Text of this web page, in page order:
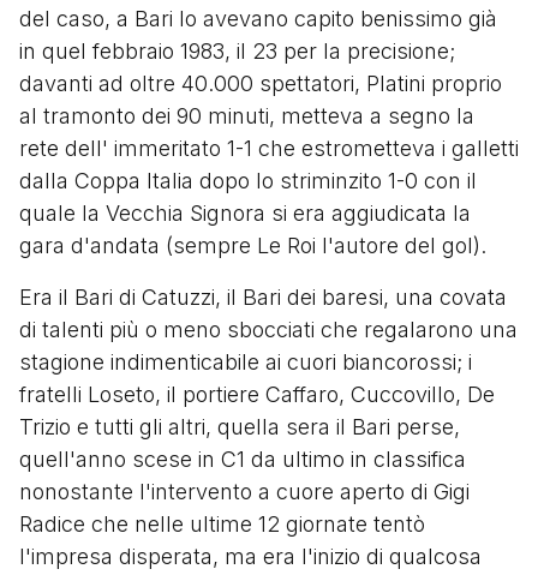
del caso, a Bari lo avevano capito benissimo già
in quel febbraio 1983, il 23 per la precisione;
davanti ad oltre 40.000 spettatori, Platini proprio
al tramonto dei 90 minuti, metteva a segno la
rete dell' immeritato 1-1 che estrometteva i galletti
dalla Coppa Italia dopo lo striminzito 1-0 con il
quale la Vecchia Signora si era aggiudicata la
gara d'andata (sempre Le Roi l'autore del gol).
Era il Bari di Catuzzi, il Bari dei baresi, una covata
di talenti più o meno sbocciati che regalarono una
stagione indimenticabile ai cuori biancorossi; i
fratelli Loseto, il portiere Caffaro, Cuccovillo, De
Trizio e tutti gli altri, quella sera il Bari perse,
quell'anno scese in C1 da ultimo in classifica
nonostante l'intervento a cuore aperto di Gigi
Radice che nelle ultime 12 giornate tentò
l'impresa disperata, ma era l'inizio di qualcosa